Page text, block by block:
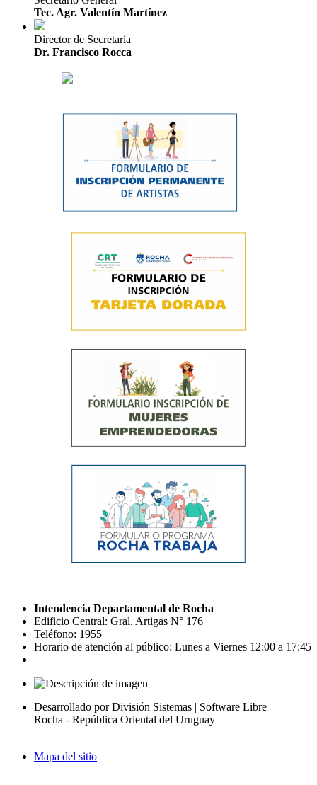
Tec. Agr. Valentín Martínez
Director de Secretaría
Dr. Francisco Rocca
Intendencia Departamental de Rocha
Edificio Central: Gral. Artigas N° 176
Teléfono: 1955
Horario de atención al público: Lunes a Viernes 12:00 a 17:45
Desarrollado por División Sistemas | Software Libre
Rocha - República Oriental del Uruguay
Mapa del sitio